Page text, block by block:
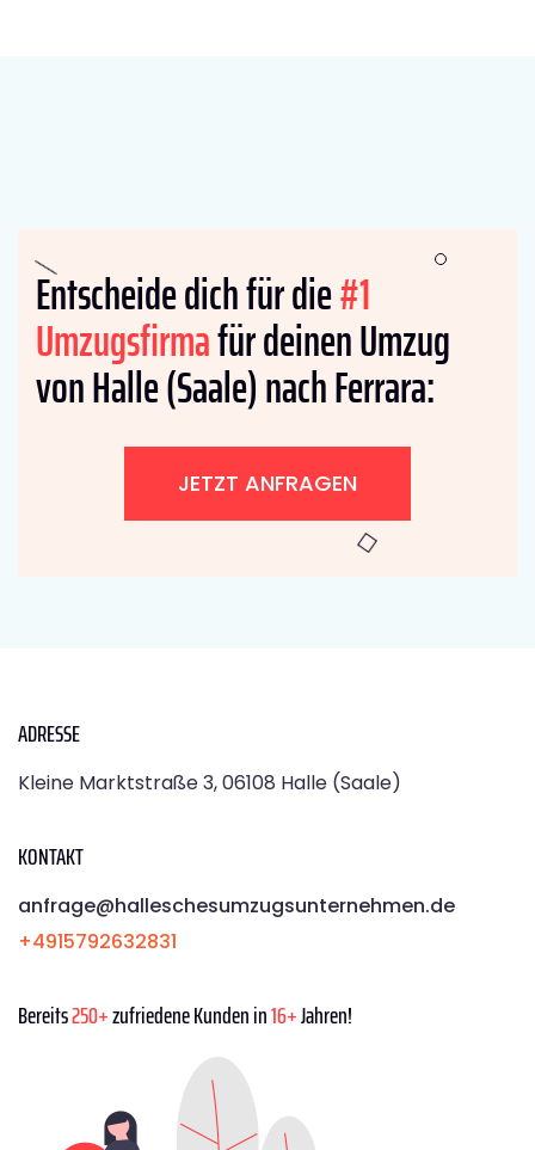
Entscheide dich für die#1
Umzugsfirmafür deinen Umzug
von Halle (Saale) nach Ferrara:
JETZT ANFRAGEN
ADRESSE
Kleine Marktstraße 3, 06108 Halle (Saale)
KONTAKT
anfrage@halleschesumzugsunternehmen.de
+4915792632831
Bereits250+zufriedene Kunden in16+Jahren!